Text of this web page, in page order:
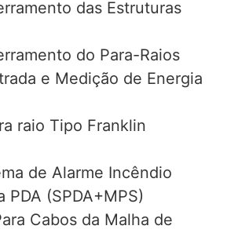
das Estruturas
do Para-Raios
e Medição de Energia
raio Tipo Franklin
de Alarme Incêndio
PDA (SPDA+MPS)
Cabos da Malha de